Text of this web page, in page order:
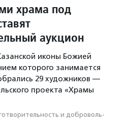
храма под
аукцион
иконы Божией
которого занимается
29 художников —
проекта «Храмы
и доброволь­